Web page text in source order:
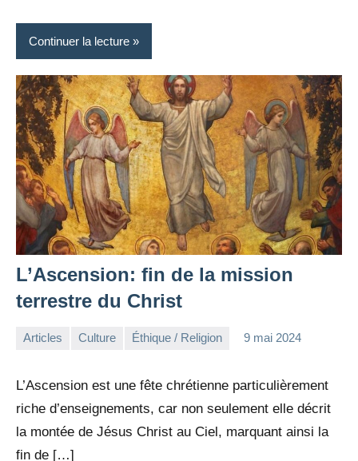
Continuer la lecture
L’Ascension: fin de la mission
terrestre du Christ
Articles Culture Éthique / Religion 9 mai 2024
L’Ascension est une fête chrétienne particulièrement
riche d’enseignements, car non seulement elle décrit
la montée de Jésus Christ au Ciel, marquant ainsi la
fin de […]